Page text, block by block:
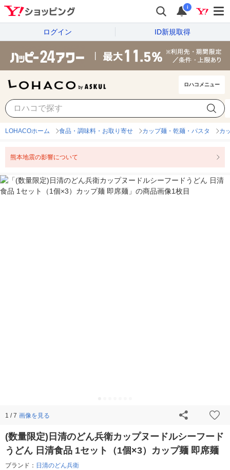
i
ログイン ID新規取得
ロハコメニュー
LOHACOホーム 食品・調味料・お取り寄せ カップ麺・乾麺・パスタ カ
熊本地震の影響について
1 / 7 画像を見る
(数量限定)日清のどん兵衛カップヌードルシーフード
うどん 日清食品 1セット（1個×3）カップ麺 即席麺
ブランド： 日清のどん兵衛